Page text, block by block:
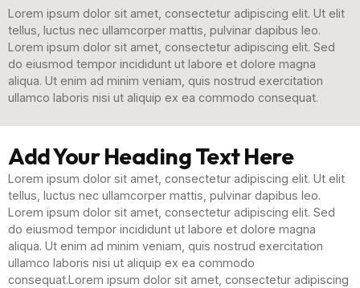
Lorem ipsum dolor sit amet, consectetur adipiscing elit. Ut elit
tellus, luctus nec ullamcorper mattis, pulvinar dapibus leo.
Lorem ipsum dolor sit amet, consectetur adipiscing elit. Sed
do eiusmod tempor incididunt ut labore et dolore magna
aliqua. Ut enim ad minim veniam, quis nostrud exercitation
ullamco laboris nisi ut aliquip ex ea commodo consequat.
Add Your Heading Text Here
Lorem ipsum dolor sit amet, consectetur adipiscing elit. Ut elit
tellus, luctus nec ullamcorper mattis, pulvinar dapibus leo.
Lorem ipsum dolor sit amet, consectetur adipiscing elit. Sed
do eiusmod tempor incididunt ut labore et dolore magna
aliqua. Ut enim ad minim veniam, quis nostrud exercitation
ullamco laboris nisi ut aliquip ex ea commodo
consequat.Lorem ipsum dolor sit amet, consectetur adipiscing